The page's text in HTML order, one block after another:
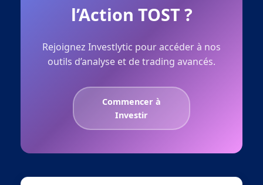
l’Action TOST ?
Rejoignez Investlytic pour accéder à nos
outils d’analyse et de trading avancés.
Commencer à
Investir